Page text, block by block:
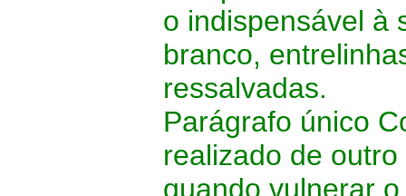
o indispensável à
branco,
ressalvadas.
Parágrafo único
realizado de
quando vulnerar